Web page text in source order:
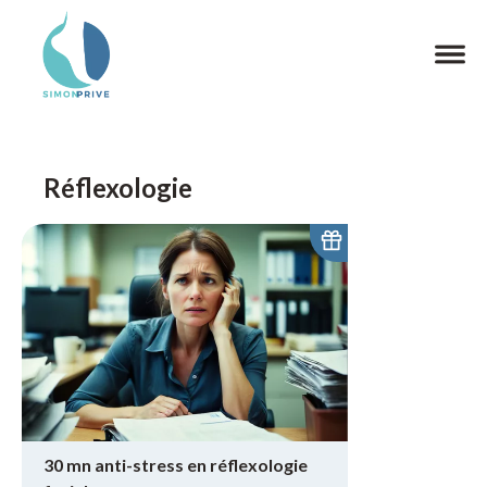
Réflexologie
30 mn anti-stress en réflexologie